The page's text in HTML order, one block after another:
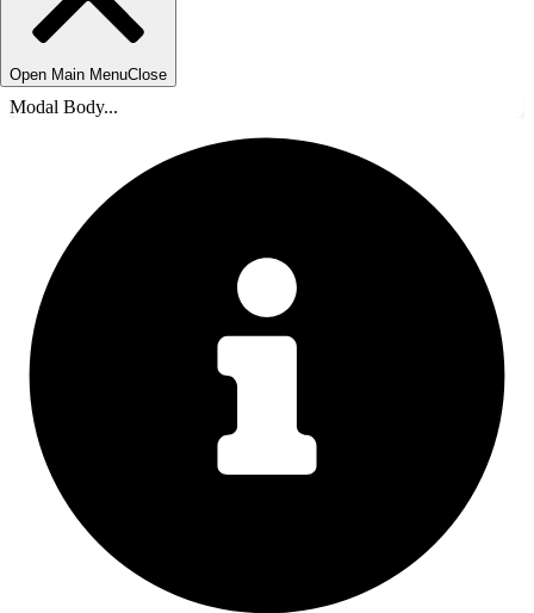
Open Main MenuClose
Modal Body...